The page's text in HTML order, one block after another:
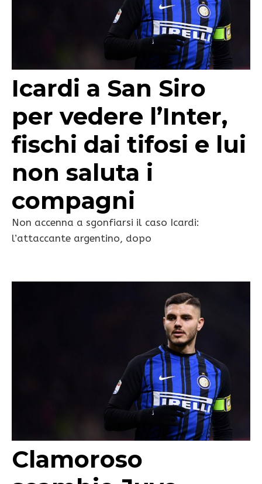
Icardi a San Siro
per vedere l’Inter,
fischi dai tifosi e lui
non saluta i
compagni
Non accenna a sgonfiarsi il caso Icardi:
l’attaccante argentino, dopo
Clamoroso